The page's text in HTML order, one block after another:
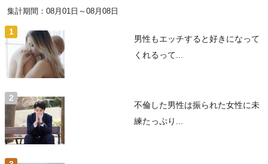
集計期間：08月01日～08月08日
男性もエッチすると好きになって
くれるって...
不倫した男性は振られた女性に未
練たっぷり...